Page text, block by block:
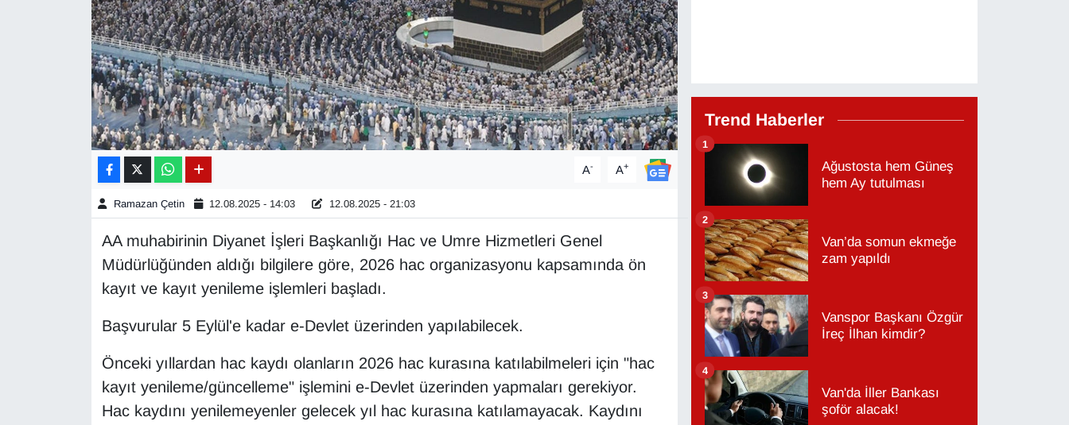
A- A+
Ramazan Çetin 12.08.2025 - 14:03 12.08.2025 - 21:03
AA muhabirinin Diyanet İşleri Başkanlığı Hac ve Umre Hizmetleri Genel
Müdürlüğünden aldığı bilgilere göre, 2026 hac organizasyonu kapsamında ön
kayıt ve kayıt yenileme işlemleri başladı.
Başvurular 5 Eylül'e kadar e-Devlet üzerinden yapılabilecek.
Önceki yıllardan hac kaydı olanların 2026 hac kurasına katılabilmeleri için "hac
kayıt yenileme/güncelleme" işlemini e-Devlet üzerinden yapmaları gerekiyor.
Hac kaydını yenilemeyenler gelecek yıl hac kurasına katılamayacak. Kaydını
Trend Haberler
Ağustosta hem Güneş
hem Ay tutulması
1
Van’da somun ekmeğe
zam yapıldı
2
Vanspor Başkanı Özgür
İreç İlhan kimdir?
3
Van'da İller Bankası
şoför alacak!
4
Eleman
En çok konuşulanlar
GENEL